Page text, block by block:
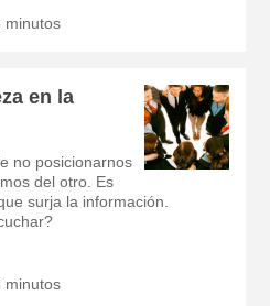
minutos
en la
no posicionarnos
del otro. Es
surja la información.
minutos